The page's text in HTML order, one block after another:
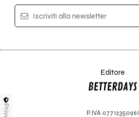
Iscriviti alla newsletter
Editore
P.IVA 07712350961